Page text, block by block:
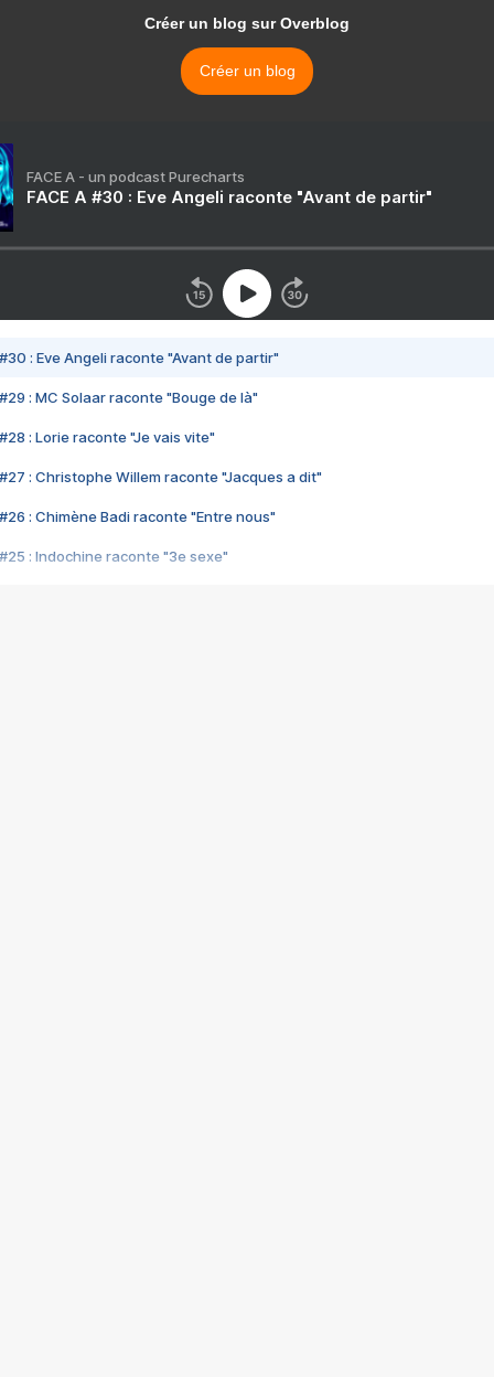
Créer un blog sur Overblog
Créer un blog
FACE A - un podcast Purecharts
FACE A #30 : Eve Angeli raconte "Avant de partir"
#30 : Eve Angeli raconte "Avant de partir"
#29 : MC Solaar raconte "Bouge de là"
#28 : Lorie raconte "Je vais vite"
#27 : Christophe Willem raconte "Jacques a dit"
#26 : Chimène Badi raconte "Entre nous"
#25 : Indochine raconte "3e sexe"